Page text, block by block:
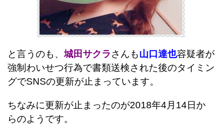
と言うのも、城田サクラさんも山口達也容疑者が
強制わいせつ行為で書類送検された後のタイミン
グでSNSの更新が止まっています。
ちなみに更新が止まったのが2018年4月14日か
らのようです。